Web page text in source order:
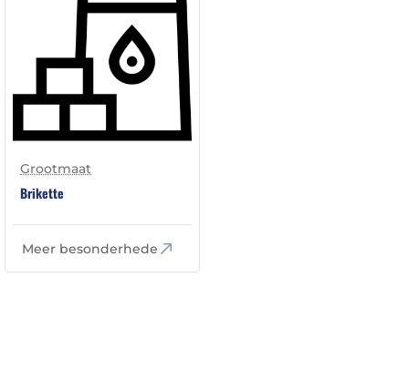
Grootmaat
Brikette
Meer besonderhede